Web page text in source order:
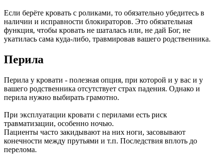
Если берёте кровать с роликами, то обязательно убедитесь в
наличии и исправности блокираторов. Это обязательная
функция, чтобы кровать не шаталась или, не дай Бог, не
укатилась сама куда-либо, травмировав вашего родственника.
Перила
Перила у кровати - полезная опция, при которой и у вас и у
вашего родственника отсутствует страх падения. Однако и
перила нужно выбирать грамотно.
При эксплуатации кровати с перилами есть риск
травматизации, особенно ночью.
Пациенты часто закидывают на них ноги, засовывают
конечности между прутьями и т.п. Последствия вплоть до
перелома.